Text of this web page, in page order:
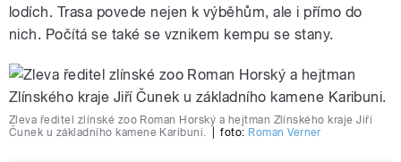
lodích. Trasa povede nejen k výběhům, ale i přímo do
nich. Počítá se také se vznikem kempu se stany.
Zleva ředitel zlínské zoo Roman Horský a hejtman Zlínského kraje Jiří
Čunek u základního kamene Karibuni.
foto: Roman Verner